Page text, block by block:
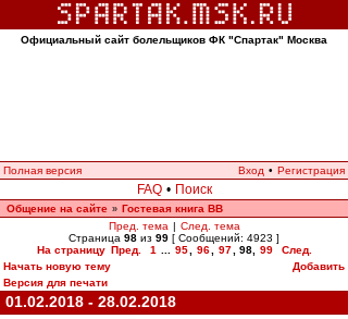
Официальный сайт болельщиков ФК "Спартак" Москва
Полная версия Вход • Регистрация
FAQ • Поиск
Общение на сайте » Гостевая книга ВВ
Пред. тема | След. тема
Страница 98 из 99 [ Сообщений: 4923 ]
На страницу Пред. 1 95 96 97 98, 99
След.
Начать новую тему
Добавить
Версия для печати
01.02.2018 - 28.02.2018